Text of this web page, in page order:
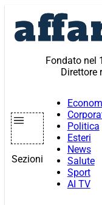
contenuto
Fondato nel
Direttore
Sezioni
Politica
Esteri
News
Salute
Sport
AI TV